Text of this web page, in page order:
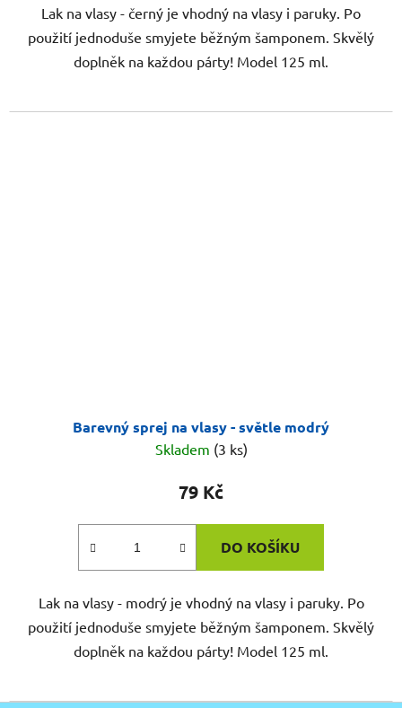
Lak na vlasy - černý je vhodný na vlasy i paruky. Po
použití jednoduše smyjete běžným šamponem. Skvělý
doplněk na každou párty! Model 125 ml.
Barevný sprej na vlasy - světle modrý
Skladem (3 ks)
79 Kč
DO KOŠÍKU
Lak na vlasy - modrý je vhodný na vlasy i paruky. Po
použití jednoduše smyjete běžným šamponem. Skvělý
doplněk na každou párty! Model 125 ml.